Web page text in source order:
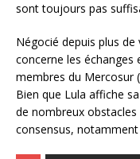
sont toujours pas
Négocié depuis plus de
concerne les échanges
membres du Mercosur
Bien que Lula affiche sa
de nombreux
consensus, notamment